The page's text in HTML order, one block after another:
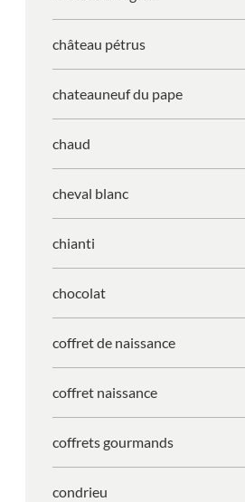
château pétrus
chateauneuf du pape
chaud
cheval blanc
chianti
chocolat
coffret de naissance
coffret naissance
coffrets gourmands
condrieu